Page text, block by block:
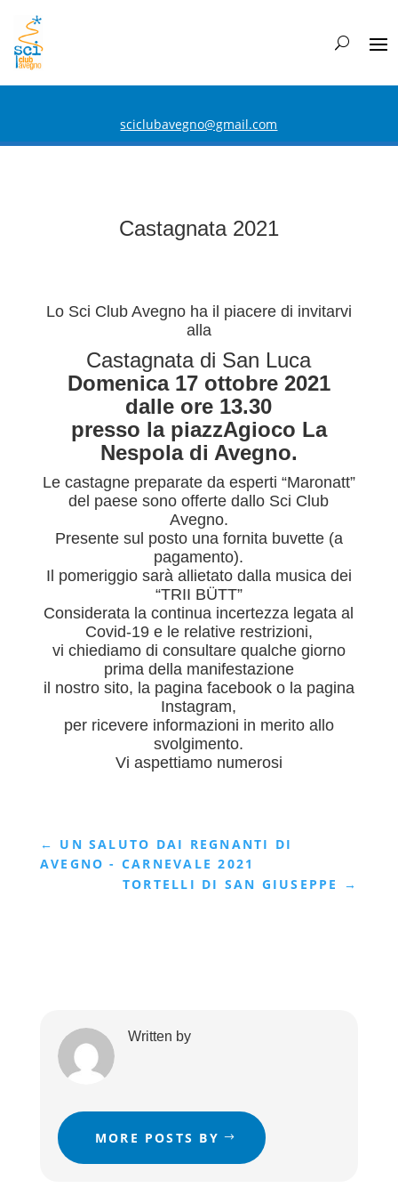
sciclubavegno@gmail.com
Castagnata 2021
Lo Sci Club Avegno ha il piacere di invitarvi
alla
Castagnata di San Luca
Domenica 17 ottobre 2021
dalle ore 13.30
presso la piazzAgioco La
Nespola di Avegno.
Le castagne preparate da esperti “Maronatt”
del paese sono offerte dallo Sci Club
Avegno.
Presente sul posto una fornita buvette (a
pagamento).
Il pomeriggio sarà allietato dalla musica dei
“TRII BÜTT”
Considerata la continua incertezza legata al
Covid-19 e le relative restrizioni,
vi chiediamo di consultare qualche giorno
prima della manifestazione
il nostro sito, la pagina facebooko la pagina
Instagram,
per ricevere informazioni in merito allo
svolgimento.
Vi aspettiamo numerosi
← UN SALUTO DAI REGNANTI DI
AVEGNO - CARNEVALE 2021
TORTELLI DI SAN GIUSEPPE
→
Written by
MORE POSTS BY